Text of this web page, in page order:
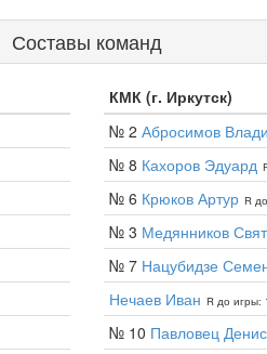
Составы команд
КМК (г. Иркутск)
№ 2 Абросимов
№ 8 Кахоров Эдуард
№ 6 Крюков Артур R
№ 3 Медянников
№ 7 Нацубидзе
Нечаев Иван R до игры:
№ 10 Павловец Денис